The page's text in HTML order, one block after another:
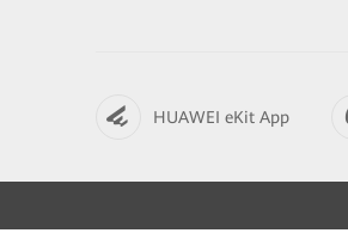
HUAWEI eKit App